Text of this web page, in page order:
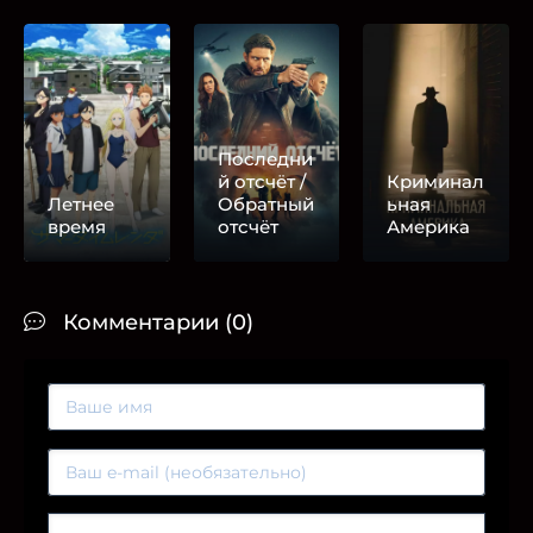
Летнее
время
Последни
й отсчёт /
Обратный
отсчёт
Криминал
ьная
Америка
Комментарии (0)